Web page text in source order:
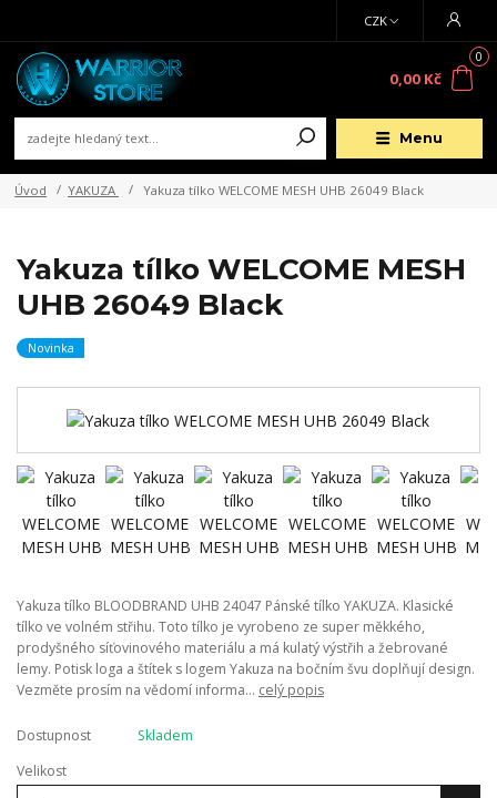
Menu
CZK
0
0,00 Kč
Úvod YAKUZA Yakuza tílko WELCOME MESH UHB 26049 Black
Yakuza tílko WELCOME MESH
UHB 26049 Black
Novinka
Yakuza tílko BLOODBRAND UHB 24047 Pánské tílko YAKUZA. Klasické
tílko ve volném střihu. Toto tílko je vyrobeno ze super měkkého,
prodyšného síťovinového materiálu a má kulatý výstřih a žebrované
lemy. Potisk loga a štítek s logem Yakuza na bočním švu doplňují design.
Vezměte prosím na vědomí informa... celý popis
Dostupnost
Skladem
Velikost